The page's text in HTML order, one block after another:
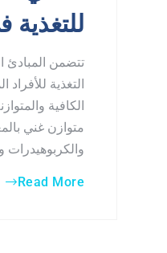
للتغذية
تتضمن المبادئ
التغذية للأفراد
الكافية
متوازن غني
والكربوهيدرات
Read More